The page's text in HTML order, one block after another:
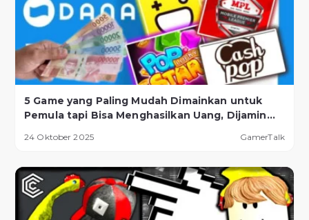
5 Game yang Paling Mudah Dimainkan untuk
Pemula tapi Bisa Menghasilkan Uang, Dijamin
24 Oktober 2025 GamerTalk